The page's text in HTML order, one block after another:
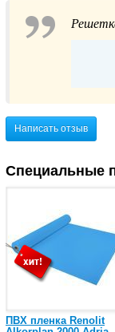
Написать отзыв
Специальные
ПВХ пленка Renolit